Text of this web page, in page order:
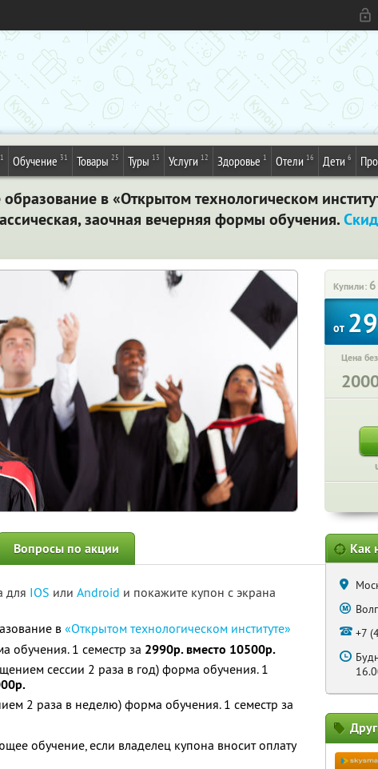
1 Обучение 31 Товары 25 Туры 13 Услуги 12 Здоровье 1 Отели 16 Дети 6
в «Открытом технологическом
заочная вечерняя формы обучения.
Купили: 6
от
Цена
Вопросы по акции
для IOS или Android и покажите купон с экрана
в «Открытом технологическом институте»
обучения. 1 семестр за 2990р. вместо 10500р.
сессии 2 раза в год) форма обучения. 1
2 раза в неделю) форма обучения. 1 семестр за
обучение, если владелец купона вносит оплату
Как
+7